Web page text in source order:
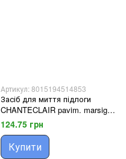
Артикул: 8015194514853
Засіб для миття підлоги
CHANTECLAIR pavim. marsiglia
750 мл.
124.75 грн
Купити